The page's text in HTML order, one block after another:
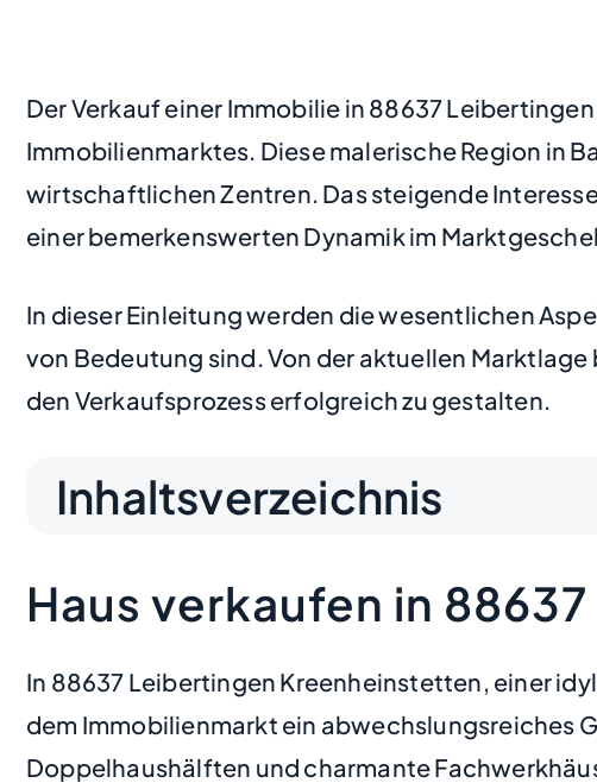
Der Verkauf einer Immobilie in 88637
Immobilienmarktes. Diese malerische Region in
wirtschaftlichen Zentren. Das steigende
einer bemerkenswerten Dynamik im
In dieser Einleitung werden die wesentlichen
von Bedeutung sind. Von der aktuellen
den Verkaufsprozess erfolgreich zu gestalten.
Inhaltsverzeichnis
Haus verkaufen in
In 88637 Leibertingen Kreenheinstetten, einer
dem Immobilienmarkt ein abwechslungsreiches
Doppelhaushälften und charmante